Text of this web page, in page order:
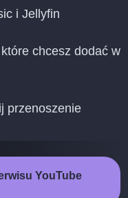
i Jellyfin
chcesz dodać w
przenoszenie
YouTube